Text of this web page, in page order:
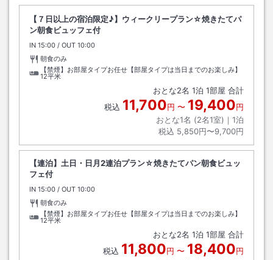
【７日以上の宿泊限定♪】ウィークリープラン☆焼きたてパ
ン朝食ビュッフェ付
IN チェックイン
15:00 / OUT チェックアウト
10:00
朝食のみ
【禁煙】お部屋タイプお任せ【部屋タイプは当日までのお楽しみ】
12平米
おとな2名 1泊 1部屋 合計
税込 11,700円 〜 19,400円
おとな1名 (2名1室)｜ 1泊
税込 5,850円〜9,700円
【連泊】土日・日月2連泊プラン☆焼きたてパン朝食ビュッ
フェ付
IN チェックイン
15:00 / OUT チェックアウト
10:00
朝食のみ
【禁煙】お部屋タイプお任せ【部屋タイプは当日までのお楽しみ】
12平米
おとな2名 1泊 1部屋 合計
税込 11,800円 〜 18,400円